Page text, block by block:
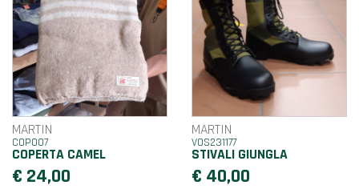
MARTIN
COP007
COPERTA CAMEL
€ 24,00
MARTIN
VOS231177
STIVALI GIUNGLA
€ 40,00